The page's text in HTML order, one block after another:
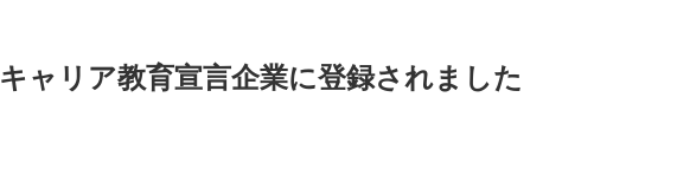
キャリア教育宣言企業に登録されました